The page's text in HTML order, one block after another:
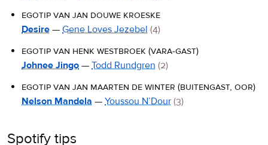
egotip van jan douwe kroeske
Desire — Gene Loves Jezebel (4)
egotip van henk westbroek (vara-gast)
Johnee Jingo — Todd Rundgren (2)
egotip van jan maarten de winter (buitengast, oor)
Nelson Mandela — Youssou N’Dour (3)
Spotify tips